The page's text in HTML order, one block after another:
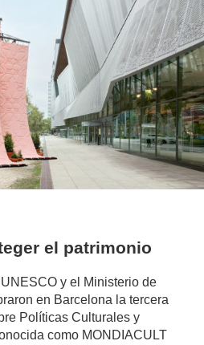
el patrimonio
y el Ministerio de
en Barcelona la tercera
Políticas Culturales y
como MONDIACULT